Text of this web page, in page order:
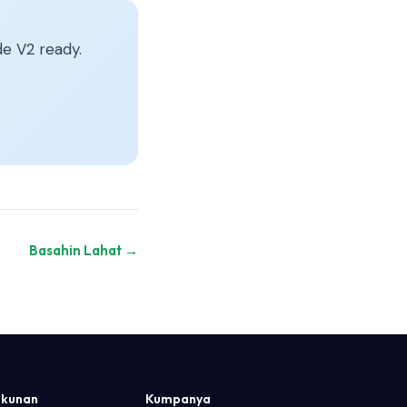
V2 ready.
Basahin Lahat →
Kumpanya